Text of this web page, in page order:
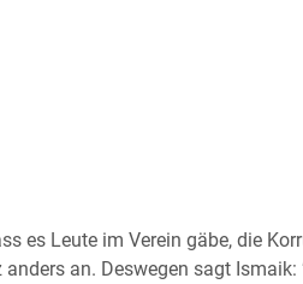
es Leute im Verein gäbe, die
an. Deswegen sagt Ismaik: